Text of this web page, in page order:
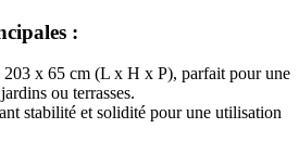
:
203 x 65 cm (L x H x P), parfait pour une
ou terrasses.
stabilité et solidité pour une utilisation